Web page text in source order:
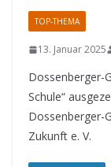
TOP-THEMA
13. Januar 2025
Dossenberger-
Schule“
Dossenberger-
Zukunft e. V.